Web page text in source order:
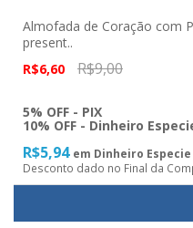
Almofada de Coração com
present..
R$6,60
R$9,00
5% OFF - PIX
10% OFF - Dinheiro
R$5,94 em Dinheiro Especie
Desconto dado no Final da